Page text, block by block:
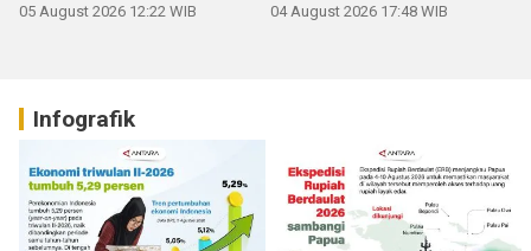
05 August 2026 12:22 WIB 04 August 2026 17:48 WIB
Infografik